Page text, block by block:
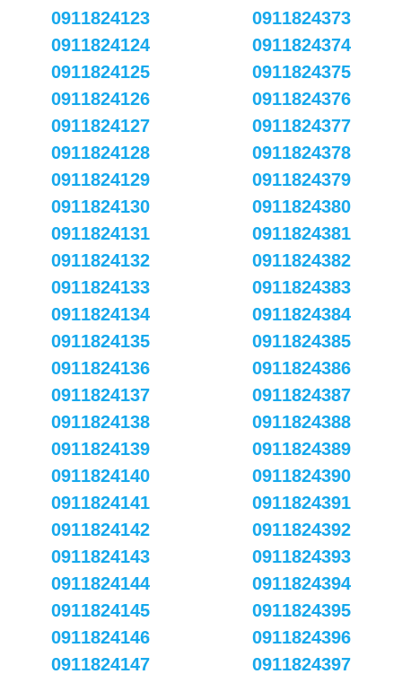
0911824123
0911824124
0911824125
0911824126
0911824127
0911824128
0911824129
0911824130
0911824131
0911824132
0911824133
0911824134
0911824135
0911824136
0911824137
0911824138
0911824139
0911824140
0911824141
0911824142
0911824143
0911824144
0911824145
0911824146
0911824147
0911824373
0911824374
0911824375
0911824376
0911824377
0911824378
0911824379
0911824380
0911824381
0911824382
0911824383
0911824384
0911824385
0911824386
0911824387
0911824388
0911824389
0911824390
0911824391
0911824392
0911824393
0911824394
0911824395
0911824396
0911824397